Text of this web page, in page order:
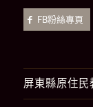
FB粉絲專頁
屏東縣原住民